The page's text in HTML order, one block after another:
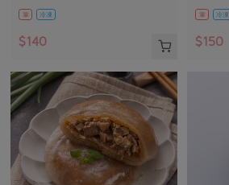
葷 冷凍
$140
葷 冷凍
$150